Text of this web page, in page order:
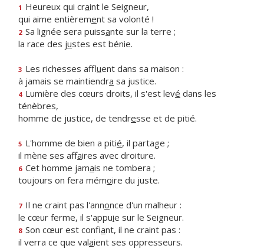
1 Heureux qui craint le Seigneur,
qui aime entièrement sa volonté !
2 Sa lignée sera puissante sur la terre ;
la race des justes est bénie.
3 Les richesses affluent dans sa maison :
à jamais se maintiendra sa justice.
4 Lumière des cœurs droits, il s'est levé dans les
ténèbres,
homme de justice, de tendresse et de pitié.
5 L'homme de bien a pitié, il partage ;
il mène ses affaires avec droiture.
6 Cet homme jamais ne tombera ;
toujours on fera mémoire du juste.
7 Il ne craint pas l'annonce d'un malheur :
le cœur ferme, il s'appuie sur le Seigneur.
8 Son cœur est confiant, il ne craint pas :
il verra ce que valaient ses oppresseurs.